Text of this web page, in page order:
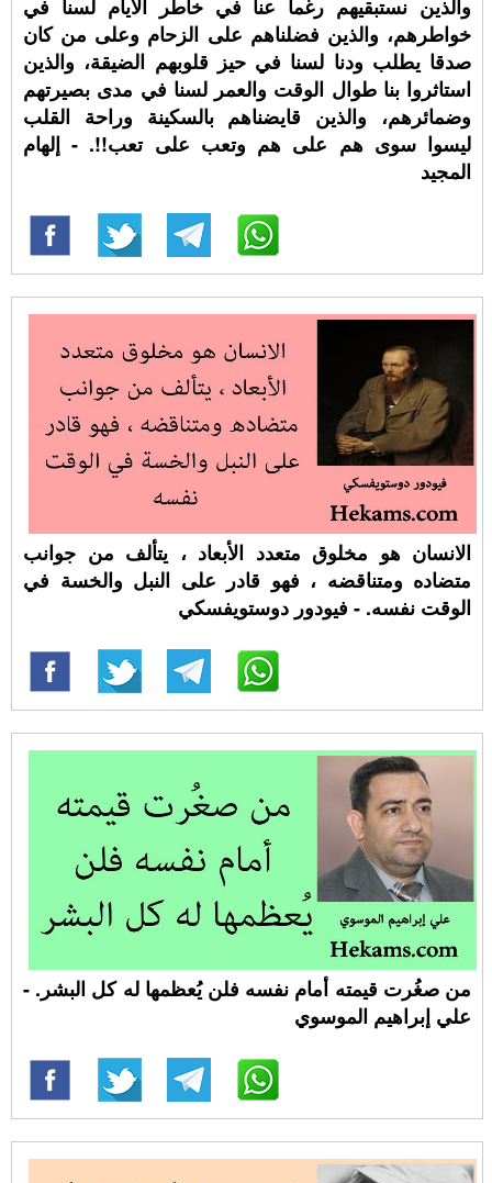
والذين نستبقيهم رغما عنا في خاطر الأيام لسنا في
خواطرهم، والذين فضلناهم على الزحام وعلى من كان
صدقا يطلب ودنا لسنا في حيز قلوبهم الضيقة، والذين
استاثروا بنا طوال الوقت والعمر لسنا في مدى بصيرتهم
وضمائرهم، والذين قايضناهم بالسكينة وراحة القلب
ليسوا سوى هم على هم وتعب على تعب!!. - إلهام
المجيد
الانسان هو مخلوق متعدد الأبعاد ، يتألف من جوانب
متضاده ومتناقضه ، فهو قادر على النبل والخسة في
الوقت نفسه. - فيودور دوستويفسكي
من صغُرت قيمته أمام نفسه فلن يُعظمها له كل البشر. -
علي إبراهيم الموسوي